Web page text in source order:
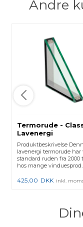
Andre
Termorude -
Lavenergi
Produktbeskrivelse
lavenergi termorude
standard ruden fra 2000
hos mange vinduesprod...
425,00 DKK inkl.